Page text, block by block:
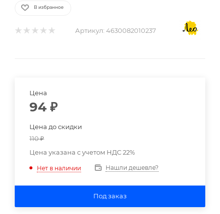
В избранное
Артикул: 4630082010237
Цена
94 ₽
Цена до скидки
110₽
Цена указана с учетом НДС 22%
Нет в наличии Нашли дешевле?
Под заказ